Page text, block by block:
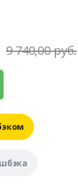
9 740,00 руб.